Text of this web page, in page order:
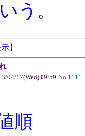
う。
】
04/17(Wed) 09:59 No.1111
順